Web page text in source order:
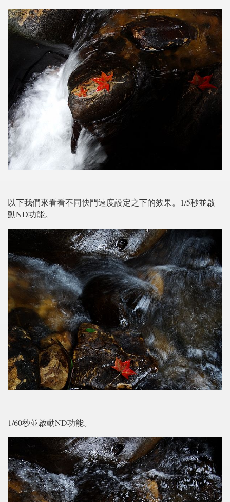
以下我們來看看不同快門速度設定之下的效果。1/5秒並啟
動ND功能。
1/60秒並啟動ND功能。